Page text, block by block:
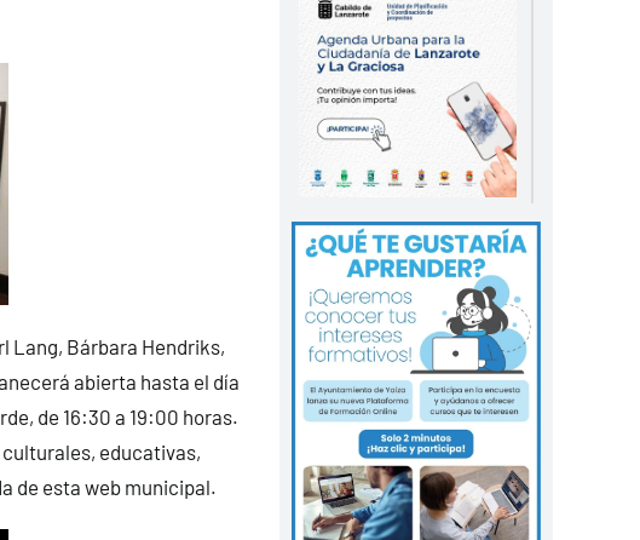
Lang, Bárbara Hendriks,
abierta hasta el día
de 16:30 a 19:00 horas.
educativas,
de esta web municipal.